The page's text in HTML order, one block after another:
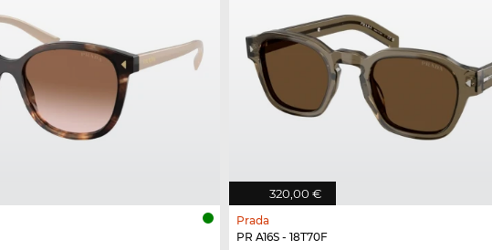
320,00 €
Prada
PR A16S - 18T70F